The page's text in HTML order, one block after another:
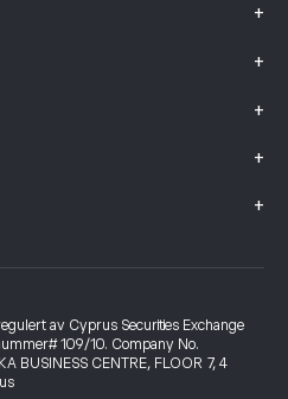
+
+
+
+
+
av Cyprus Securities Exchange
109/10. Company No.
BUSINESS CENTRE, FLOOR 7, 4